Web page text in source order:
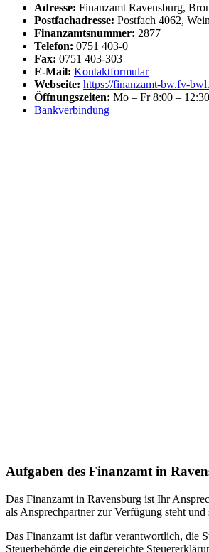
Adresse: Finanzamt Ravensburg,
Postfachadresse: Postfach 4062,
Finanzamtsnummer: 2877
Telefon: 0751 403-0
Fax: 0751 403-303
E-Mail: Kontaktformular
Webseite: https://finanzamt-bw.fv-
Öffnungszeiten: Mo – Fr 8:00 –
Bankverbindung
Aufgaben des Finanzamt in
Das Finanzamt in Ravensburg ist Ihr
als Ansprechpartner zur Verfügung steht
Das Finanzamt ist dafür verantwortlich, die
Steuerbehörde die eingereichte